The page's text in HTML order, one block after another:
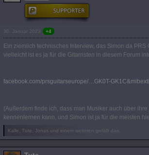
30. Januar 2023 +4
Ein ziemlich technisches Interview, das Simon da PRS
vielleicht ist es ja für die Gitarristen in diesem Forum
facebook.com/prsguitarseurope/…GK0T-
(Außerdem finde ich, dass man Musiker auch über
kennenlernen kann, und Simon ist ja für die meisten
Kalle, Tute, Jonas und einem weiteren gefällt das.